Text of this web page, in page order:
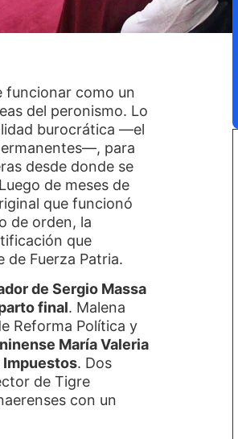
funcionar como un
del peronismo. Lo
burocrática —el
para
desde donde se
de meses de
que funcionó
de orden, la
que
Fuerza Patria.
de Sergio Massa
final. Malena
Reforma Política y
María Valeria
Impuestos. Dos
de Tigre
con un